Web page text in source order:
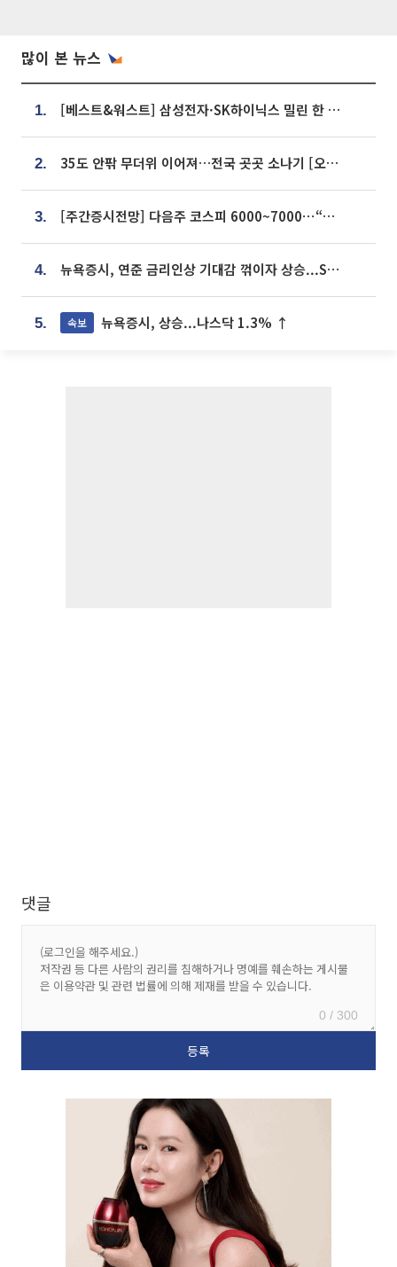
많이 본 뉴스
1. [베스트&워스트] 삼성전자·SK하이닉스 밀린 한 주…상상인증권은 85% 급등
2. 35도 안팎 무더위 이어져…전국 곳곳 소나기 [오늘 날씨]
3. [주간증시전망] 다음주 코스피 6000~7000⋯“外人 수급은 정책이 변수”
4. 뉴욕증시, 연준 금리인상 기대감 꺾이자 상승...S&P500 사상 최고치 [종합]
5. 속보 뉴욕증시, 상승...나스닥 1.3% ↑
댓글
0 / 300